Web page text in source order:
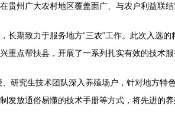
州广大农村地区覆盖面广、与农户利益联
期致力于服务地方“三农”工作。此次入选
重点帮扶县，开展了一系列扎实有效的技术服
研究生技术团队深入养殖场户，针对地方特
发放通俗易懂的技术手册等方式，将先进的